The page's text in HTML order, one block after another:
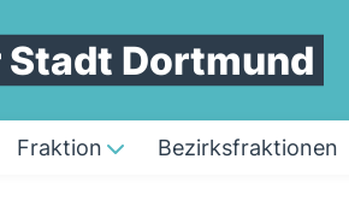
Stadt Dortmund
Fraktion Bezirksfraktionen